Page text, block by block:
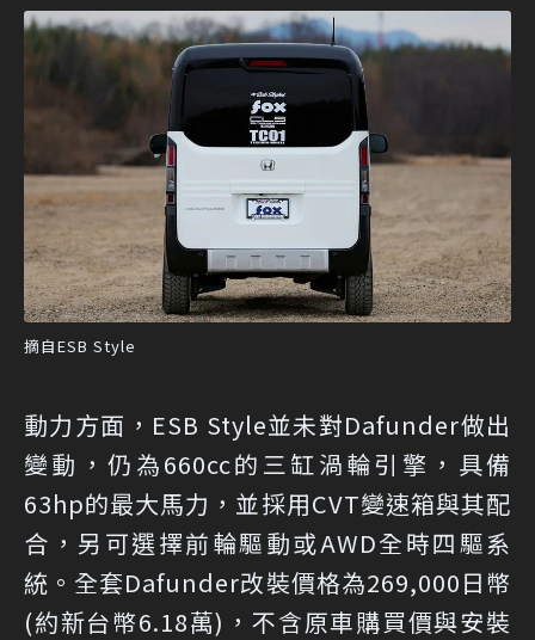
摘自ESB Style
動力方面，ESB Style並未對Dafunder做出
變動，仍為660cc的三缸渦輪引擎，具備
63hp的最大馬力，並採用CVT變速箱與其配
合，另可選擇前輪驅動或AWD全時四驅系
統。全套Dafunder改裝價格為269,000日幣
(約新台幣6.18萬)，不含原車購買價與安裝